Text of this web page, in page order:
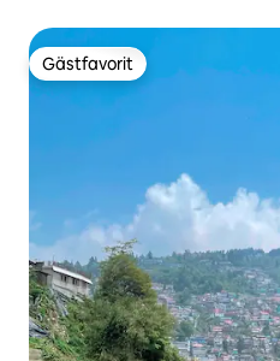
Gästfavorit
Gästfavorit